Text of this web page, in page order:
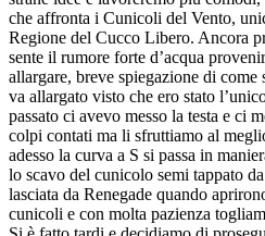
che affronta i Cunicoli del Vento,
Regione del Cucco Libero. Ancora
sente il rumore forte d’acqua
allargare, breve spiegazione di
va allargato visto che ero stato
passato ci avevo messo la testa e ci
colpi contati ma li sfruttiamo al
adesso la curva a S si passa in
lo scavo del cunicolo semi tappato
lasciata da Renegade quando
cunicoli e con molta pazienza